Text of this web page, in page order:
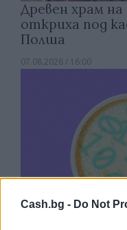
Cash.bg - Do Not
Древен храм
откриха под
Полша
07.08.2026 / 16:00